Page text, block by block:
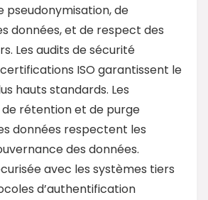
pseudonymisation, de
données, et de respect des
Les audits de sécurité
ISO garantissent le
hauts standards. Les
rétention et de purge
données respectent les
des données.
avec les systèmes tiers
d’authentification